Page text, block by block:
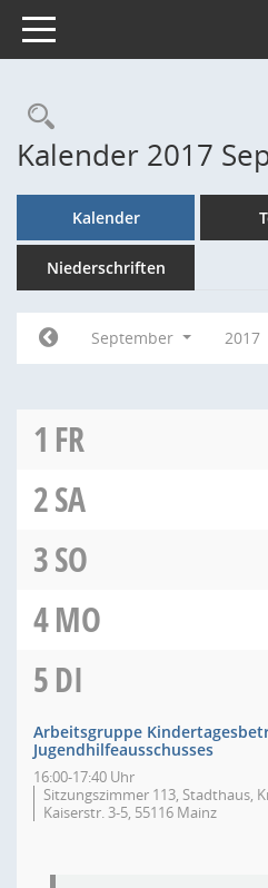
Toggle navigation
Rechercheauswahl
Kalender 2017
Kalender
Niederschriften
September 2017
1 FR
2SA
3SO
4MO
5DI
Arbeitsgruppe
Jugendhilfeausschusses
16:00-17:40 Uhr
Sitzungszimmer 113, Stadthaus,
Kaiserstr. 3-5, 55116 Mainz